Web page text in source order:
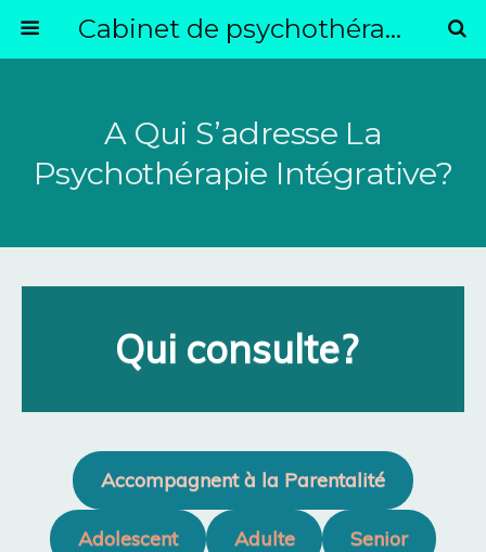
Cabinet de psychothérapie intégrative - A Ligueil (37) ou A distance -
A Qui S’adresse La
Psychothérapie Intégrative?
Qui consulte?
Accompagnent à la Parentalité
Adolescent Adulte Senior